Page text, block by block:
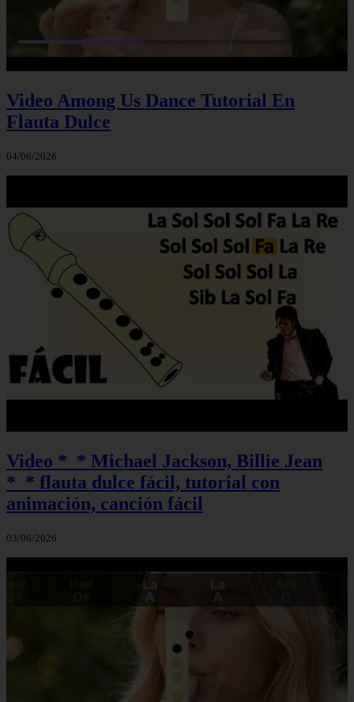
Video Among Us Dance Tutorial En
Flauta Dulce
04/06/2026
Video *_* Michael Jackson, Billie Jean
*_* flauta dulce fácil, tutorial con
animación, canción fácil
03/06/2026